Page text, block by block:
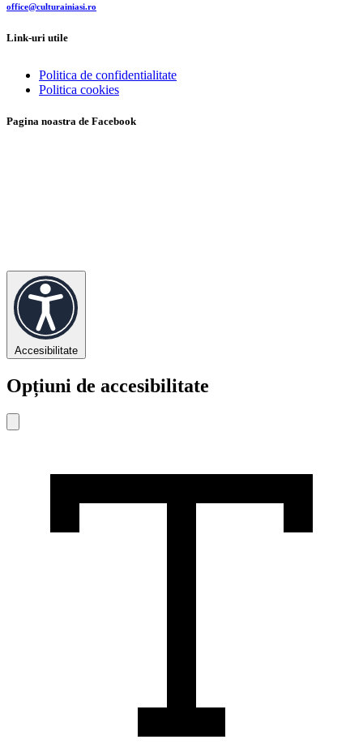
office@culturainiasi.ro
Link-uri utile
Politica de confidentialitate
Politica cookies
Pagina noastra de Facebook
Accesibilitate
Opțiuni de accesibilitate